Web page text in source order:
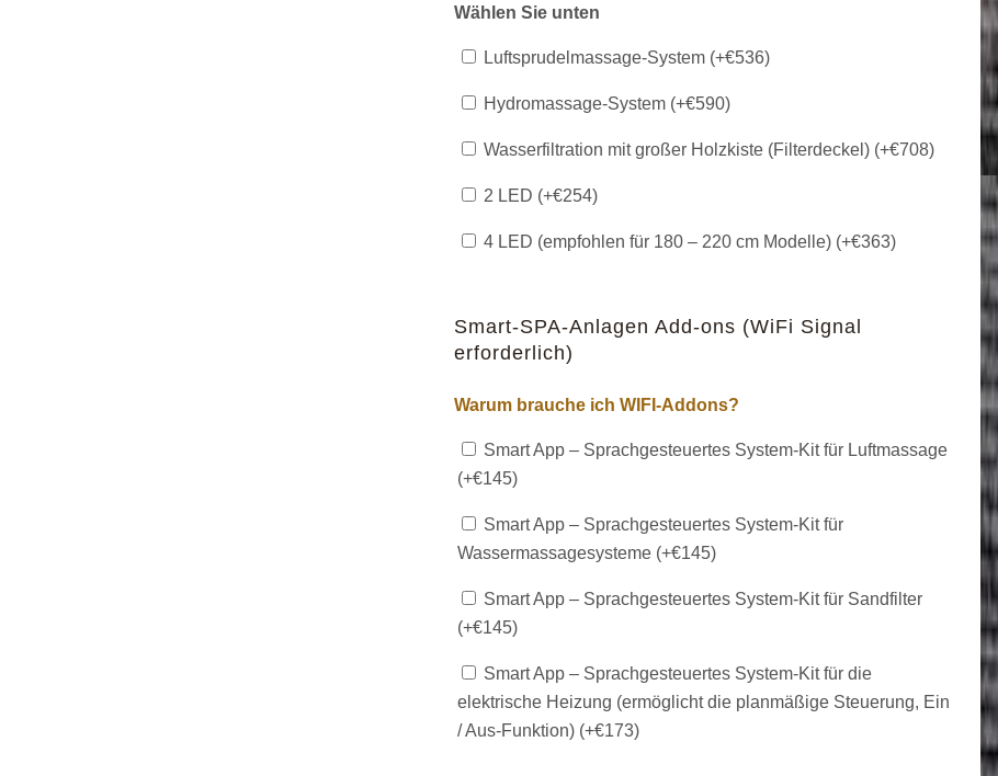
Wählen Sie unten
Luftsprudelmassage-System (+€536)
Hydromassage-System (+€590)
Wasserfiltration mit großer Holzkiste (Filterdeckel) (+€708)
2 LED (+€254)
4 LED (empfohlen für 180 – 220 cm Modelle) (+€363)
Smart-SPA-Anlagen Add-ons (WiFi Signal
erforderlich)
Warum brauche ich WIFI-Addons?
Smart App – Sprachgesteuertes System-Kit für Luftmassage
(+€145)
Smart App – Sprachgesteuertes System-Kit für
Wassermassagesysteme (+€145)
Smart App – Sprachgesteuertes System-Kit für Sandfilter
(+€145)
Smart App – Sprachgesteuertes System-Kit für die
elektrische Heizung (ermöglicht die planmäßige Steuerung, Ein
/ Aus-Funktion) (+€173)